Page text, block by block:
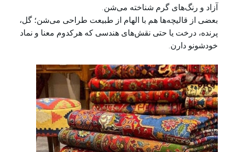
آزاد و رنگ‌های گرم شناخته می‌شن.
بعضی از قالیچه‌ها هم با الهام از طبیعت طراحی می‌شن؛ گل،
پرنده، درخت یا حتی نقش‌های هندسی که هرکدوم معنا و نماد
خودشونو دارن.